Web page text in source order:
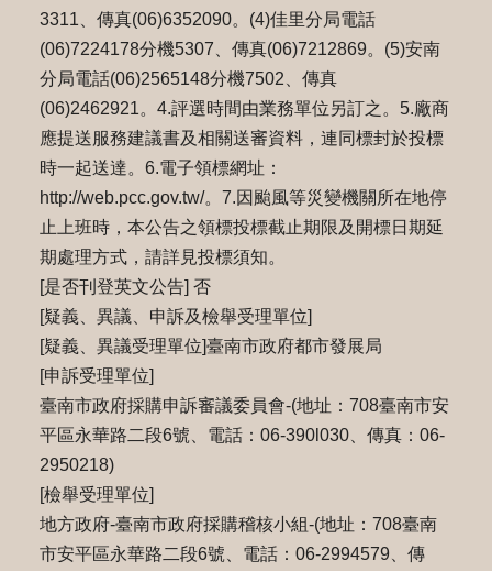
3311、傳真(06)6352090。(4)佳⾥分局電話
(06)7224178分機5307、傳真(06)7212869。(5)安南
分局電話(06)2565148分機7502、傳真
(06)2462921。4.評選時間由業務單位另訂之。5.廠商
應提送服務建議書及相關送審資料，連同標封於投標
時⼀起送達。6.電⼦領標網址：
http://web.pcc.gov.tw/。7.因颱風等災變機關所在地停
止上班時，本公告之領標投標截止期限及開標日期延
期處理方式，請詳⾒投標須知。
[是否刊登英文公告] 否
[疑義、異議、申訴及檢舉受理單位]
[疑義、異議受理單位]臺南市政府都市發展局
[申訴受理單位]
臺南市政府採購申訴審議委員會-(地址：708臺南市安
平區永華路二段6號、電話：06-390l030、傳真：06-
2950218)
[檢舉受理單位]
地方政府-臺南市政府採購稽核小組-(地址：708臺南
市安平區永華路二段6號、電話：06-2994579、傳